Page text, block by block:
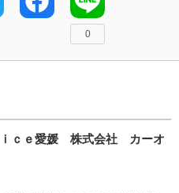
0
ｃｅ愛媛 株式会社 カーオ